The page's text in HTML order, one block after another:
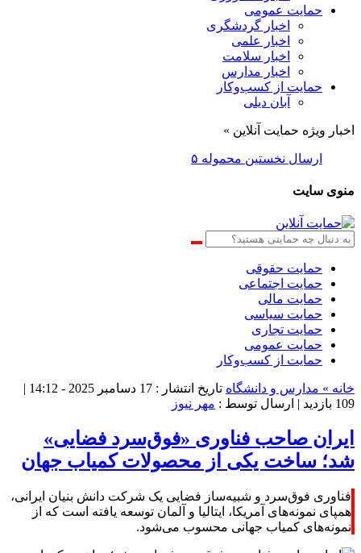
حمایت عمومی
اخبار گردشگری
اخبار علمی
اخبار سلامت
اخبار مدارس
حمایت از کسب‌وکار
آبان دیلی
اخبار ویژه حمایت آنلاین »
ارسال نخستین محموله ۵۳۵ تنی قیر از قم به مقا
منوی سایت
حمایت حقوقی
حمایت اجتماعی
حمایت مالی
حمایت سیاسی
حمایت تجاری
حمایت عمومی
حمایت از کسب‌وکار
خانه » مدارس و دانشگاه تاریخ انتشار : 17 دسامبر 2025 - 14:12 |
109 بازدید
| ارسال توسط : مهر نیوز
ایران صاحب فناوری «فوق‌سرد فضایی»
شد؛ ساخت یکی از محصولات کمیاب جهان
فناوری فوق‌سرد و شبیه‌ساز فضایی یک شرکت دانش بنیان ایرانی،
همپای نمونه‌های آمریکا، ایتالیا و آلمان توسعه یافته است که از
نمونه‌های کمیاب جهانی محسوب می‌شود.